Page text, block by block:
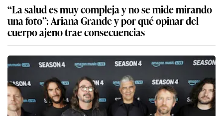
“La salud es muy compleja y no se mide mirando
una foto”: Ariana Grande y por qué opinar del
cuerpo ajeno trae consecuencias